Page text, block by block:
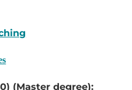
(Master degree):